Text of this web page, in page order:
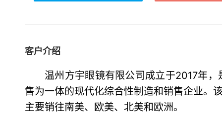
客户介绍
温州方宇眼镜有限公司成立于2017年
售为一体的现代化综合性制造和销售企业。
主要销往南美、欧美、北美和欧洲。